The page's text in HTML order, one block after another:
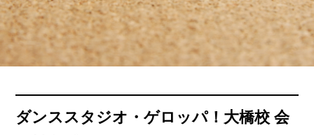
ダンススタジオ・ゲロッパ！大橋校 会